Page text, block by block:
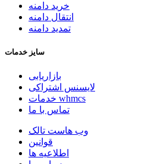
خرید دامنه
انتقال دامنه
تمدید دامنه
سایز خدمات
بازاریابی
لایسنس اشتراکی
خدمات whmcs
تماس با ما
وب هاست تالک
قوانین
اطلاعیه ها